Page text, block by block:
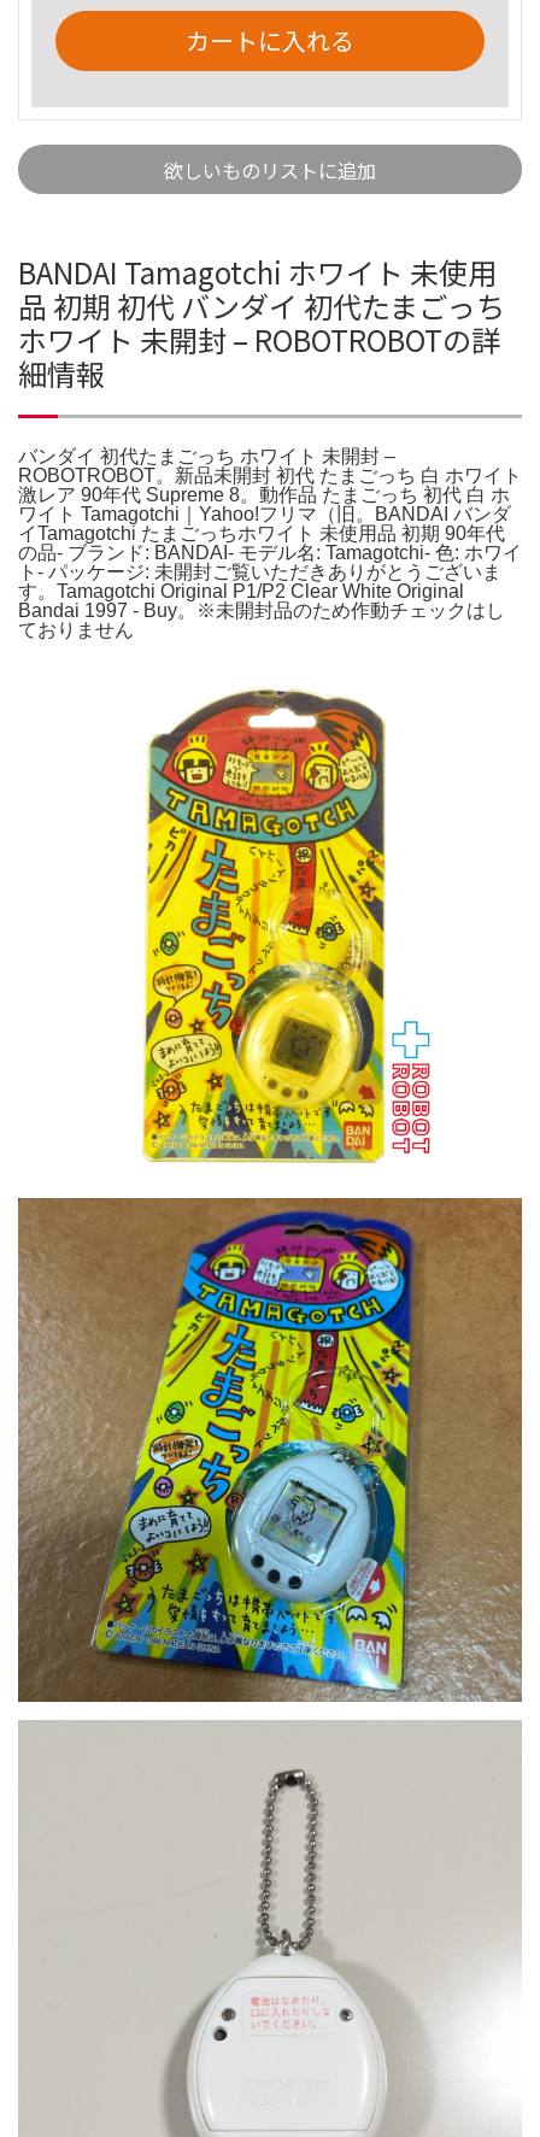
カートに入れる
欲しいものリストに追加
BANDAI Tamagotchi ホワイト 未使用
品 初期 初代 バンダイ 初代たまごっち
ホワイト 未開封 – ROBOTROBOTの詳
細情報
バンダイ 初代たまごっち ホワイト 未開封 –
ROBOTROBOT。新品未開封 初代 たまごっち 白 ホワイト
激レア 90年代 Supreme 8。動作品 たまごっち 初代 白 ホ
ワイト Tamagotchi｜Yahoo!フリマ（旧。BANDAI バンダ
イTamagotchi たまごっちホワイト 未使用品 初期 90年代
の品- ブランド: BANDAI- モデル名: Tamagotchi- 色: ホワイ
ト- パッケージ: 未開封ご覧いただきありがとうございま
す。Tamagotchi Original P1/P2 Clear White Original
Bandai 1997 - Buy。※未開封品のため作動チェックはし
ておりません